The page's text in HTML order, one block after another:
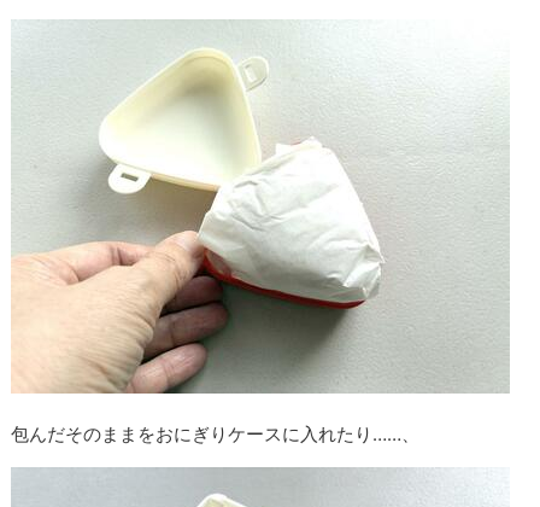
包んだそのままをおにぎりケースに入れたり……、